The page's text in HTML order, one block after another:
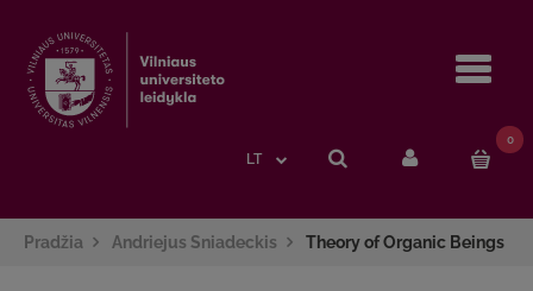
LT
0
Pradžia Andriejus Sniadeckis Theory of Organic Beings